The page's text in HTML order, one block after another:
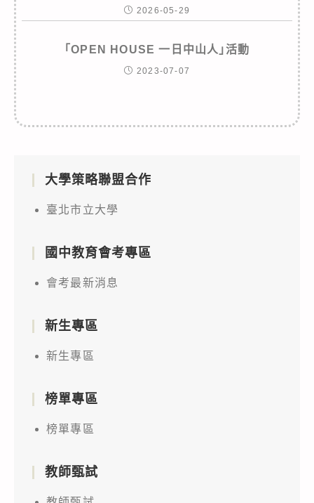
2026-05-29
｢OPEN HOUSE 一日中山人｣活動
2023-07-07
大學策略聯盟合作
臺北市立大學
國中教育會考專區
會考最新消息
新生專區
新生專區
榜單專區
榜單專區
教師甄試